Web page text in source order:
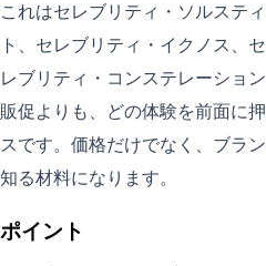
これはセレブリティ・ソルステ
ト、セレブリティ・イクノス、
レブリティ・コンステレーショ
販促よりも、どの体験を前面に
スです。価格だけでなく、ブラ
知る材料になります。
ポイント